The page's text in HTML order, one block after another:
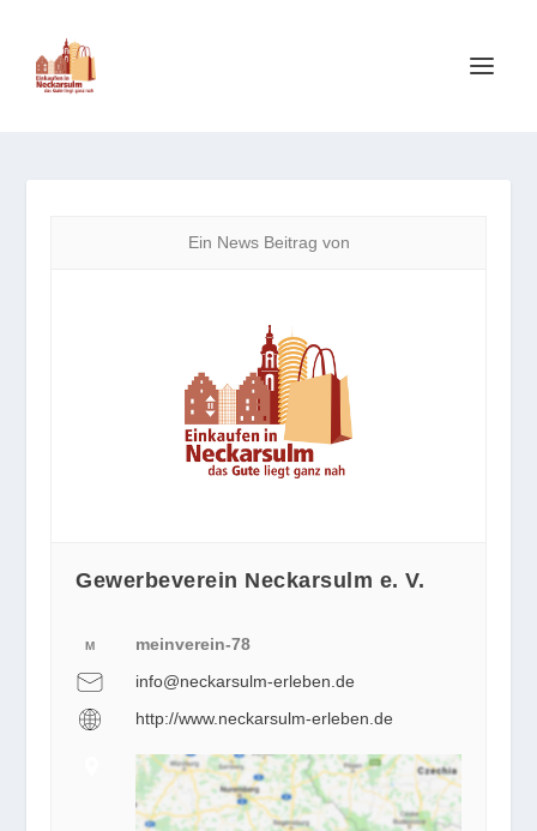
Ein News Beitrag von
Gewerbeverein Neckarsulm e. V.
M
meinverein-78
info@neckarsulm-erleben.de
http://www.neckarsulm-erleben.de